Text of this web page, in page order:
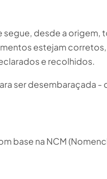
segue, desde a
estejam
e recolhidos.
ser desembaraçada -
base na NCM